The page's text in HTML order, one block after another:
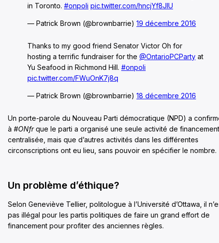
in Toronto. #onpoli pic.twitter.com/hncjYf8JlU
— Patrick Brown (@brownbarrie) 19 décembre 2016
Thanks to my good friend Senator Victor Oh for
hosting a terrific fundraiser for the @OntarioPCParty at
Yu Seafood in Richmond Hill. #onpoli
pic.twitter.com/FWuOnK7j8q
— Patrick Brown (@brownbarrie) 18 décembre 2016
Un porte-parole du Nouveau Parti démocratique (NPD) a
à #ONfrque le parti a organisé une seule activité de financement
centralisée, mais que d’autres activités dans les différentes
circonscriptions ont eu lieu, sans pouvoir en spécifier le nombre.
Un problème d’éthique?
Selon Geneviève Tellier, politologue à l’Université d’Ottawa, il
pas illégal pour les partis politiques de faire un grand effort de
financement pour profiter des anciennes règles.